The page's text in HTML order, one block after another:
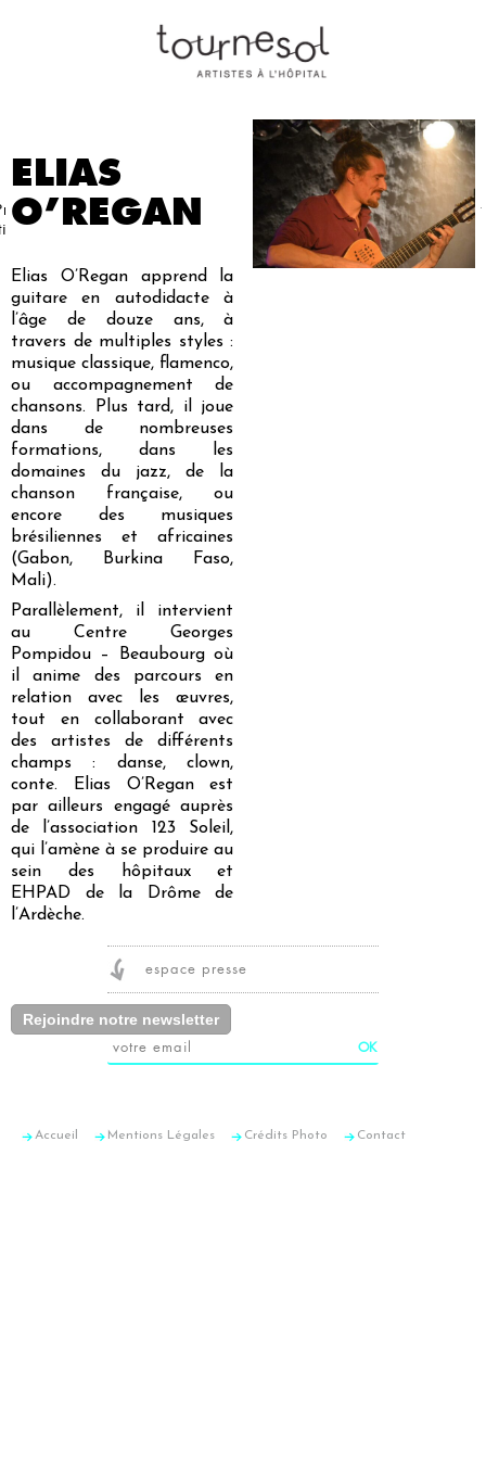
Nos
artistes
Partenaires
Nous
soutenir
Presse Contact
ELIAS
O’REGAN
Elias O’Regan apprend la
guitare en autodidacte à
l’âge de douze ans, à
travers de multiples styles :
musique classique, flamenco,
ou accompagnement de
chansons. Plus tard, il joue
dans de nombreuses
formations, dans les
domaines du jazz, de la
chanson française, ou
encore des musiques
brésiliennes et africaines
(Gabon, Burkina Faso,
Mali).
Parallèlement, il intervient
au Centre Georges
Pompidou – Beaubourg où
il anime des parcours en
relation avec les œuvres,
tout en collaborant avec
des artistes de différents
champs : danse, clown,
conte. Elias O’Regan est
par ailleurs engagé auprès
de l’association 123 Soleil,
qui l’amène à se produire au
sein des hôpitaux et
EHPAD de la Drôme de
l’Ardèche.
espace presse
Rejoindre notre newsletter
Accueil Mentions Légales Crédits Photo Contact